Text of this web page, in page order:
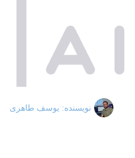
نویسنده: یوسف طاهری